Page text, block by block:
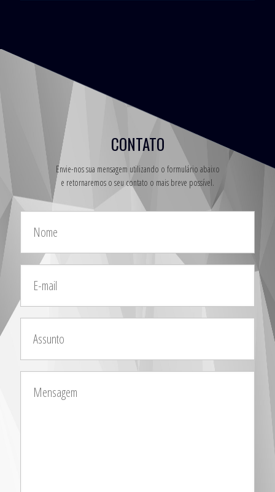
CONTATO
Envie-nos sua mensagem utilizando o formulário abaixo
e retornaremos o seu contato o mais breve possível.